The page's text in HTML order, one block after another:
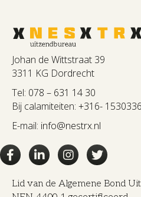
Johan de Wittstraat 39
3311 KG Dordrecht
Tel: 078 – 631 14 30
Bij calamiteiten: +316-
E-mail: info@nestrx.nl
Lid van de Algemene Bond